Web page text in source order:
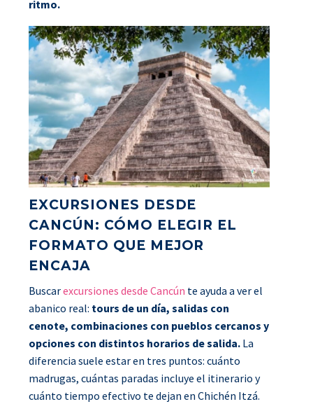
ritmo.
EXCURSIONES DESDE
CANCÚN: CÓMO ELEGIR EL
FORMATO QUE MEJOR
ENCAJA
Buscarexcursiones desde Cancún te ayuda a ver el
abanico real: tours de un día, salidas con
cenote, combinaciones con pueblos cercanos y
opciones con distintos horarios de salida. La
diferencia suele estar en tres puntos: cuánto
madrugas, cuántas paradas incluye el itinerario y
cuánto tiempo efectivo te dejan en Chichén Itzá.